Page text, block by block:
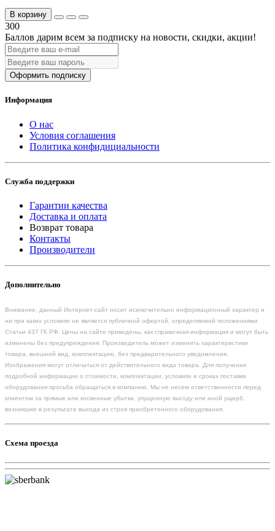
В корзину
300
Баллов дарим всем за подписку на новости, скидки, акции!
Оформить подписку
Информация
О нас
Условия соглашения
Политика конфидициальности
Служба поддержки
Гарантии качества
Доставка и оплата
Возврат товара
Контакты
Производители
Дополнительно
Внимание, данный Интернет-сайт носит исключительно информационный характер и
ни при каких условиях не является публичной офертой, определяемой положениями
Статьи 437 ГК РФ. Цены на сайте приведены, как справочная информация и могут быть
изменены без предупреждения. Производитель может изменить характеристики
товара, внешний вид, комплектацию, без предварительного уведомления.
Изображения могут отличаться от действительного вида товара. Для получения
подробной информации о стоимости, комплектации, условиях и сроках поставки
оборудования просьба обращаться в компанию. Мы не несем ответственности перед
клиентом за прямые или косвенные убытки, упущенную выгоду или иной ущерб,
возникшие в результате выхода из строя приобретенного оборудования.
Схема проезда